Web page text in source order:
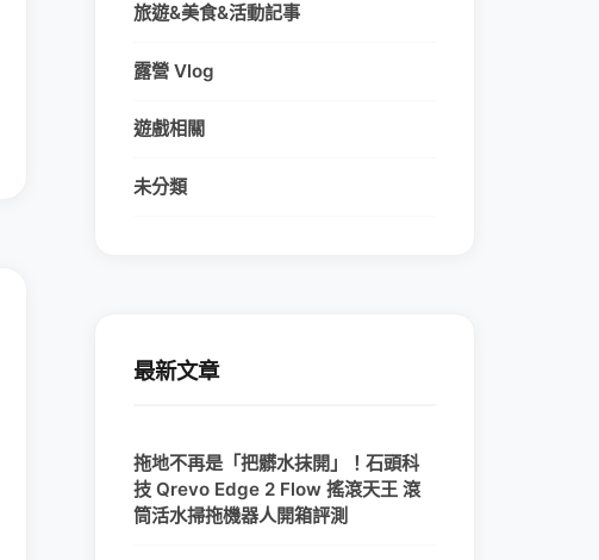
旅遊&美食&活動記事
露營 Vlog
遊戲相關
未分類
最新文章
拖地不再是「把髒水抹開」！石頭科
技 Qrevo Edge 2 Flow 搖滾天王 滾
筒活水掃拖機器人開箱評測